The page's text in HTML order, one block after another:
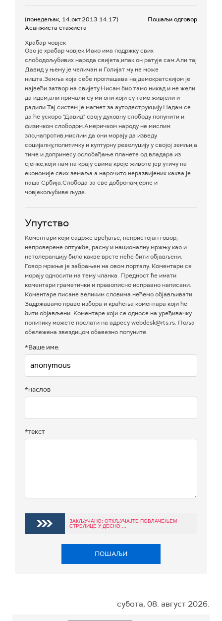
(понедељак, 14.окт.2013 14:17)
Асанжиста стажиста
Пошаљи одговор
Храбар човјек
Ово је храбар човјек.Иако има подржку свих
слободољубивих народа свијета,ипак он ратује сам.Али тај
Давид у њему је челичан и Голијат му не може
ништа.Земља која себе проглашава најдемократскијом је
највећи затвор на свијету.Нисам био тамо никад и не жели
да идем,али причали су ми они који су тамо живјели и
радили.Тај систем је магнет за аутодеструкцију.Надам се
да ће ускоро "Давид" своју духовну слободу попунити и
физичком слободом.Америчком народу не мислим
зло,напротив,мислим да они морају да изведу
социјалну,политичку и културну револуцију у својој земљи,а
тиме и допринесу ослобађање планете од владара из
сјенке,који нам на крају свима кроје животе јер утичу на
економије свих земаља а нарочито неразвијених каква је
наша Србија.Слобода за све добронамјерне и
човјекољубиве људе.
Упутство
Коментари који садрже вређање, непристојан говор,
непроверене оптужбе, расну и националну мржњу као и
нетолеранцију било какве врсте неће бити објављени.
Говор мржње је забрањен на овом порталу. Коментари се
морају односити на тему чланка. Предност ће имати
коментари граматички и правописно исправно написани.
Коментаре писане великим словима нећемо објављивати.
Задржавамо право избора и краћења коментара који ће
бити објављени. Коментаре који се односе на уређивачку
политику можете послати на адресу webdesk@rts.rs. Поља
обележена звездицом обавезно попуните.
*Ваше име:
*наслов
*текст
ЗАКЉУЧАНО: ОТКЉУЧАЈТЕ ПОВЛАЧЕЊЕМ
СТРЕЛИЦЕ У ДЕСНО ...
ПОШАЉИ
субота, 08. август 2026.